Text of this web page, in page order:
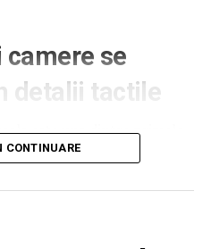
se
detalii tactile
este una dintre primele
un oaspete atunci când
și moliciunea potrivite,
chiar dacă restul
CONTINUARE